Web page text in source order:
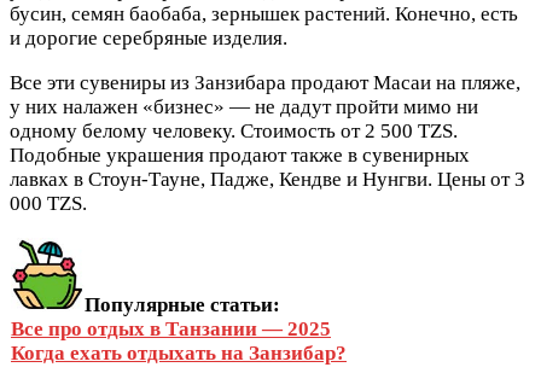
бусин, семян баобаба, зернышек растений. Конечно, есть
и дорогие серебряные изделия.
Все эти сувениры из Занзибара продают Масаи на пляже,
у них налажен «бизнес» — не дадут пройти мимо ни
одному белому человеку. Стоимость от 2 500 TZS.
Подобные украшения продают также в сувенирных
лавках в Стоун-Тауне, Падже, Кендве и Нунгви. Цены от 3
000 TZS.
Популярные статьи:
Все про отдых в Танзании — 2025
Когда ехать отдыхать на Занзибар?